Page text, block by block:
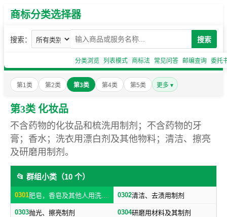
商标分类选择器
搜索： 搜索
分类浏览 列表模式 商标法 常见问答 邮编查询 委托
第1类 第2类 第3类 第4类 第5类 更多 ▾
第3类 化妆品
不含药物的化妆品和梳洗用制剂；不含药物的牙
膏；香水；洗衣用漂白剂及其他物料；清洁、擦亮
及研磨用制剂。
📂 群组小类（10 个）
0301 肥皂，香皂及其他人用洗洁物品，洗衣用漂白剂及其他物料 0302清洁、去渍用制剂
0303抛光、擦亮制剂 0304研磨用材料及其制剂